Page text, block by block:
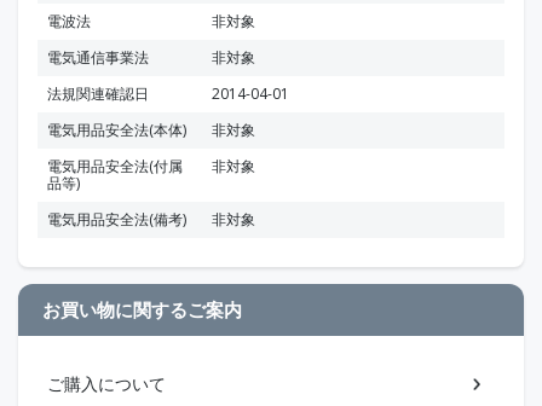
電波法
非対象
電気通信事業法
非対象
法規関連確認日
2014-04-01
電気用品安全法(本体)
非対象
電気用品安全法(付属
品等)
非対象
電気用品安全法(備考) 非対象
お買い物に関するご案内
ご購入について